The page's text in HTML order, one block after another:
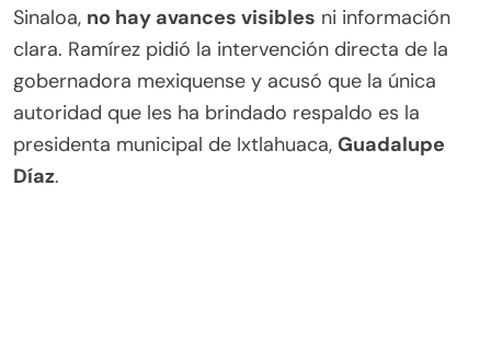
Sinaloa, no hay avances visibles ni información
clara. Ramírez pidió la intervención directa de la
gobernadora mexiquense y acusó que la única
autoridad que les ha brindado respaldo es la
presidenta municipal de Ixtlahuaca, Guadalupe
Díaz.